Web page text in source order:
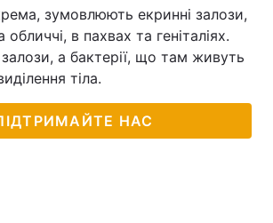
зумовлюють екринні залози,
в пахвах та геніталіях.
залози, а бактерії, що там живуть
тіла.
НАС